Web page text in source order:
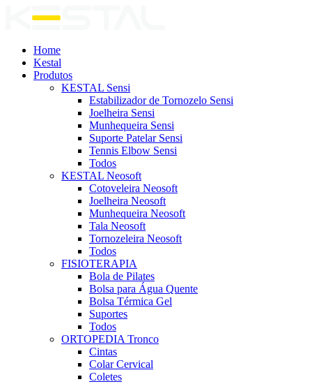
Home
Kestal
Produtos
KESTAL Sensi
Estabilizador de Tornozelo Sensi
Joelheira Sensi
Munhequeira Sensi
Suporte Patelar Sensi
Tennis Elbow Sensi
Todos
KESTAL Neosoft
Cotoveleira Neosoft
Joelheira Neosoft
Munhequeira Neosoft
Tala Neosoft
Tornozeleira Neosoft
Todos
FISIOTERAPIA
Bola de Pilates
Bolsa para Água Quente
Bolsa Térmica Gel
Suportes
Todos
ORTOPEDIA Tronco
Cintas
Colar Cervical
Coletes